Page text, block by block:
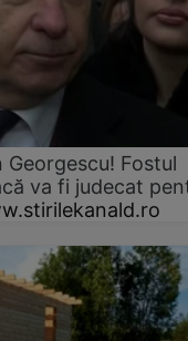
Georgescu! Fostul
va fi judecat